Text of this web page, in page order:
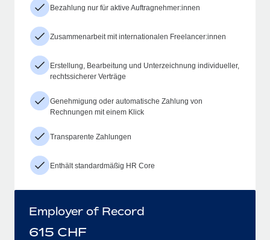
Bezahlung nur für aktive Auftragnehmer:innen
Zusammenarbeit mit internationalen Freelancer:innen
Erstellung, Bearbeitung und Unterzeichnung individueller,
rechtssicherer Verträge
Genehmigung oder automatische Zahlung von
Rechnungen mit einem Klick
Transparente Zahlungen
Enthält standardmäßig HR Core
Employer of Record
615 CHF